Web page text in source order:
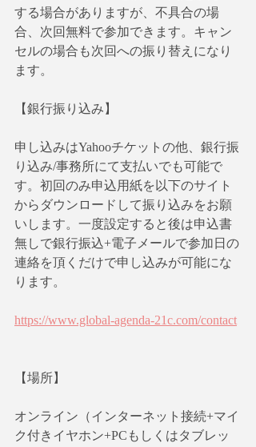
する場合がありますが、不具合の場
合、次回無料で参加できます。キャン
セルの場合も次回への振り替えになり
ます。
【銀行振り込み】
申し込みはYahooチケットの他、銀行振
り込み/事務所にて支払いでも可能で
す。初回のみ申込用紙を以下のサイト
からダウンロードして振り込みをお願
いします。一度設定すると後は申込書
無しで銀行振込+電子メールで参加日の
連絡を頂くだけで申し込みが可能にな
ります。
https://www.global-agenda-21c.com/contact
【場所】
オンライン（インターネット接続+マイ
ク付きイヤホン+PCもしくはタブレッ